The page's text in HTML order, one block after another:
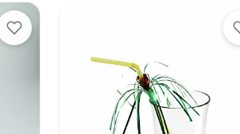
sürdürülebilirlik politikasına uygun
sıra büyük hacimli bardaklara
ve şemsiye süsleri,
çekmeyi seven misafirler için
bir deneyim sunmuş olursunuz.